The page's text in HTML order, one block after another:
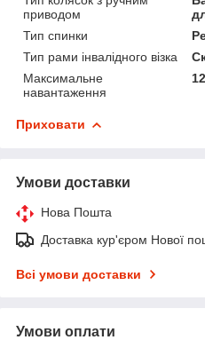
приводом
Тип спинки
Тип рами інвалідного візка
Максимальне
навантаження
Приховати
Умови доставки
Нова Пошта
Доставка кур'єром Нової
Всі умови доставки
Умови оплати